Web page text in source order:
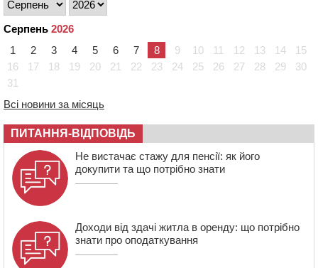
12:15 У центрі Черкас не поділили дорогу водії двох ВАЗів
11:29
транспорту на трьох вулицях
10:54
На Черкащині кількість укриттів збільшилась
10:15 У Черкасах водій Audi Q5 спричинив аварію, не
09:42 “Черкасиводоканал” пропонує підвищити
тарифи на воду та водовідведення з 2027 року
Серпень 2026
1
2 3 4 5 6 7 8 9 10 11 12 13 14
15
16
17 18 19 20 21 22 23 24 25 26 27 28 29
30
31
Всі новини за місяць
ПИТАННЯ-ВІДПОВІДЬ
Не вистачає стажу для пенсії: як його
докупити та що потрібно знати
Доходи від здачі житла в оренду: що потрібно
знати про оподаткування